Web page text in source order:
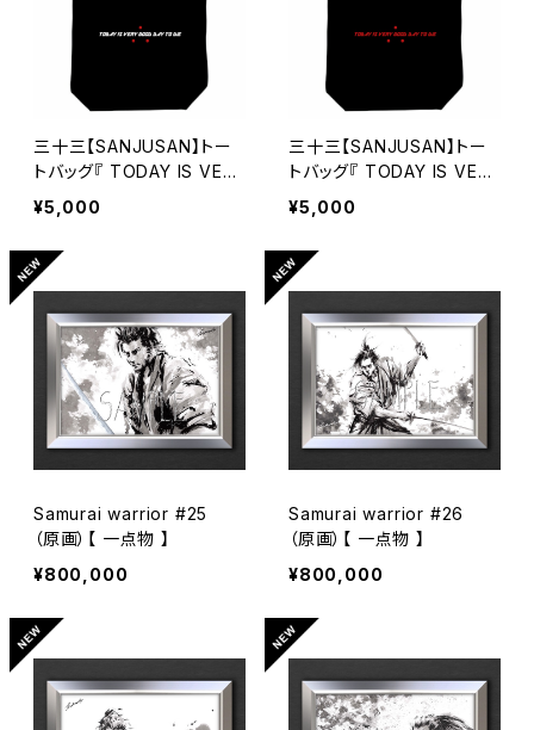
三十三【SANJUSAN】トー
トバッグ『 TODAY IS VER
Y GOOD DAY TO DIE 』壱
¥5,000
三十三【SANJUSAN】トー
トバッグ『 TODAY IS VER
Y GOOD DAY TO DIE 』弐
¥5,000
Samurai warrior #25
（原画）【 一点物 】
¥800,000
Samurai warrior #26
（原画）【 一点物 】
¥800,000